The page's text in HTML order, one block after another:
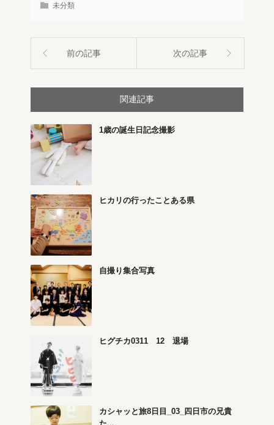
未分類
前の記事 次の記事
関連記事
1歳の誕生日記念撮影
ヒカリの行ったことある県
自撮り集合写真
ヒグチカ0311 12 退場
カシャッと旅8日目_03_四日市の兄貴